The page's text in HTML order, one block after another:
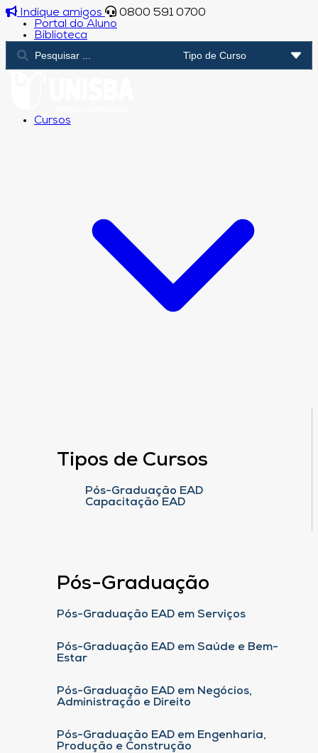
Indique amigos
0800 591 0700
Portal do Aluno
Biblioteca
Cursos
Tipos de Cursos
Pós-Graduação EAD
Capacitação EAD
Pós-Graduação
Pós-Graduação EAD em Serviços
Pós-Graduação EAD em Saúde e Bem-
Estar
Pós-Graduação EAD em Negócios,
Administração e Direito
Pós-Graduação EAD em Engenharia,
Produção e Construção